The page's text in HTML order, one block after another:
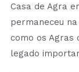
Casa de Agra
permaneceu
como os Agras
legado